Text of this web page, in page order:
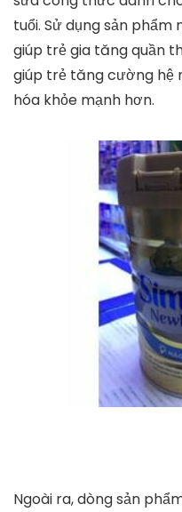
tuổi. Sử dụng sản
giúp trẻ gia tăng quần
giúp trẻ tăng cường hệ
hóa khỏe mạnh hơn.
Ngoài ra, dòng sản